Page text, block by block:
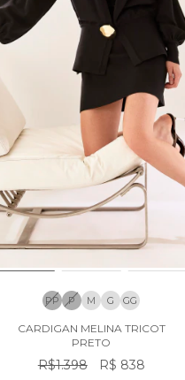
PP P M G GG
CARDIGAN MELINA TRICOT
PRETO
R$1.398 R$ 838